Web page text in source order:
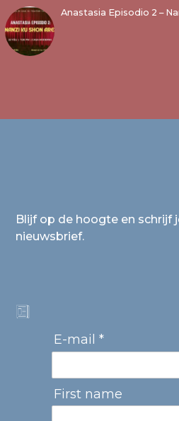
Anastasia Episodio 2 –
Blijf op de hoogte en schrijf
nieuwsbrief.
E-mail *
First name